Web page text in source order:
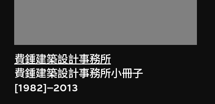
費鍾建築設計事務所
費鍾建築設計事務所小冊子
[1982]–2013